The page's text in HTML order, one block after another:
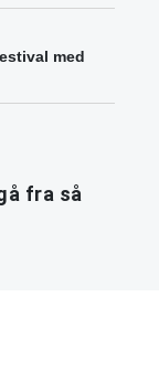
med
fra så